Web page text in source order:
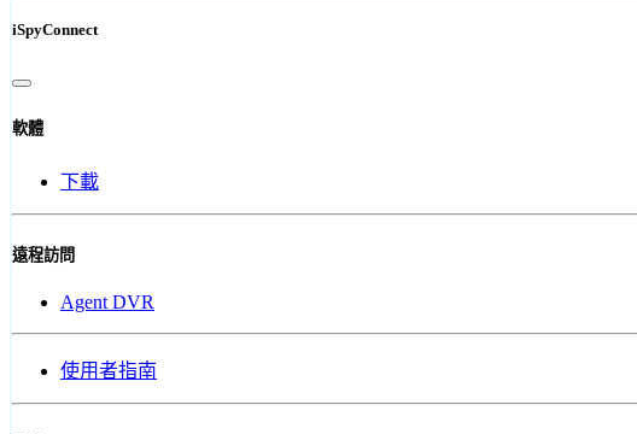
iSpyConnect
軟體
下載
遠程訪問
Agent DVR
使用者指南